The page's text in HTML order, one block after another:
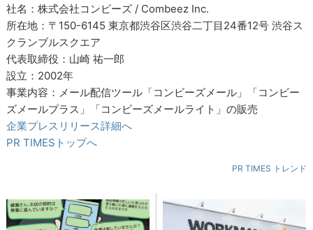
社名：株式会社コンビーズ / Combeez Inc.
所在地：〒150-6145 東京都渋谷区渋谷二丁目24番12号 渋谷ス
クランブルスクエア
代表取締役：山崎 祐一郎
設立：2002年
事業内容：メール配信ツール「コンビーズメール」「コンビー
ズメールプラス」「コンビーズメールライト」の販売
企業プレスリリース詳細へ
PR TIMESトップへ
PR TIMES トレンド